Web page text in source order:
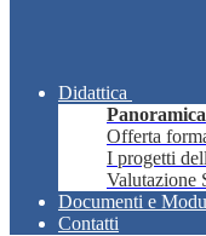
Didattica
Panoramica
Offerta
I progetti
Valutazione
Documenti e
Contatti